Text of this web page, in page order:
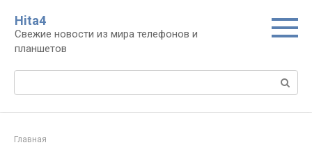
контенту
Нita4
Свежие новости из мира телефонов и
планшетов
Поиск:
Главная